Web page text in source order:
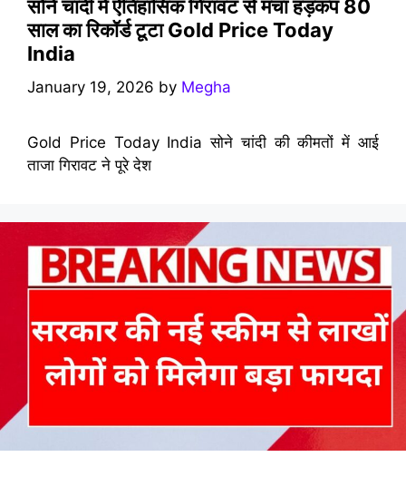
सोने चांदी में ऐतिहासिक गिरावट से मचा हड़कंप 80
साल का रिकॉर्ड टूटा Gold Price Today
India
January 19, 2026 by Megha
Gold Price Today India सोने चांदी की कीमतों में आई
ताजा गिरावट ने पूरे देश